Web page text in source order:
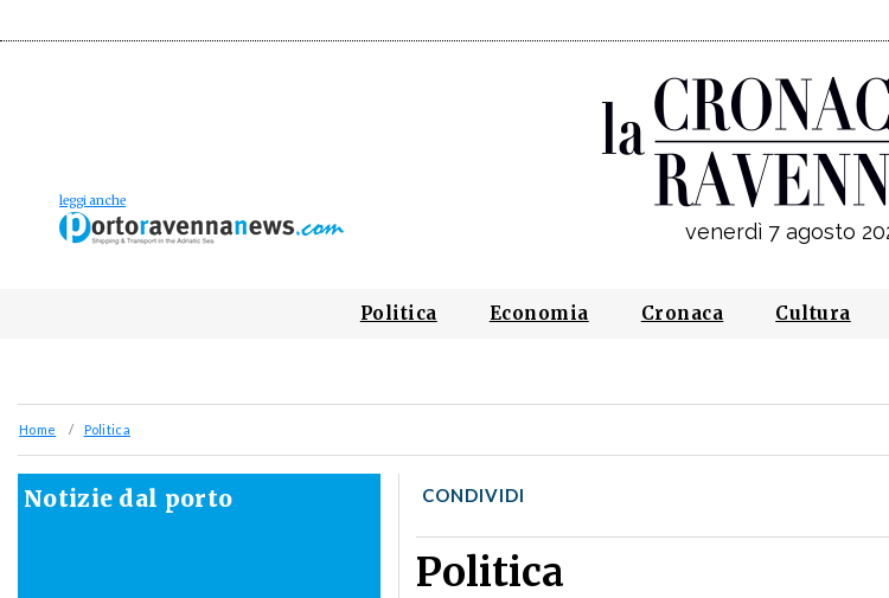
venerdì 7 agosto
Politica Economia Cronaca Cultura
Home Politica
Notizie dal porto CONDIVIDI
Politica